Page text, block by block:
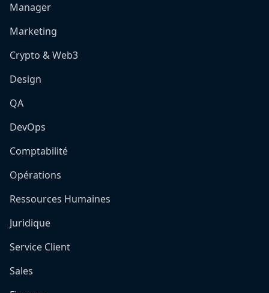
Manager
Marketing
Crypto & Web3
Design
QA
DevOps
Comptabilité
Opérations
Ressources Humaines
Juridique
Service Client
Sales